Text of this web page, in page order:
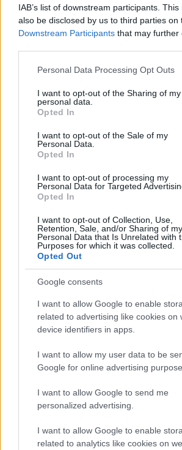
IAB’s list of downstream participants.
also be disclosed by us to third parties on
Downstream Participants that may further
Please note that this website/app uses
not limited to your visit or usage
grant or deny consent to Google and its
use your data for below specified
consent section.
Personal Data Processing Opt Outs
I want to opt-out of the Sharing of my
personal data.
Opted In
I want to opt-out of the Sale of my
Personal Data.
Opted In
I want to opt-out of processing my
Personal Data for Targeted
Opted In
I want to opt-out of Collection, Use,
Retention, Sale, and/or Sharing of my
Personal Data that Is Unrelated with
Purposes for which it was collected.
Opted Out
Google consents
I want to allow Google to enable
related to advertising like cookies on
device identifiers in apps.
I want to allow my user data to be
Google for online advertising
I want to allow Google to send me
personalized advertising.
I want to allow Google to enable
related to analytics like cookies on
Continua a leggere
LIFESTYLE
Copenhagen Fashion Week SS27: le
Cristian Castiglioni · 8 Ago 2026